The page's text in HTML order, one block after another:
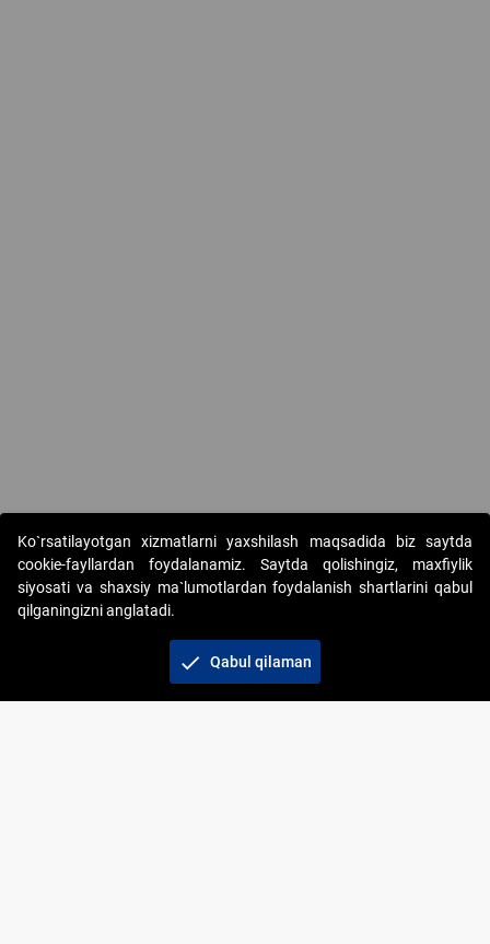
Copyright © 2017-2026. "Elektron onlayn-auksionlarni
tashkil etish" AJ. Barcha huquqlar himoyalangan
Ko`rsatilayotgan xizmatlarni yaxshilash maqsadida biz saytda
cookie-fayllardan foydalanamiz. Saytda qolishingiz, maxfiylik
siyosati va shaxsiy ma`lumotlardan foydalanish shartlarini qabul
qilganingizni anglatadi.
check Qabul qilaman